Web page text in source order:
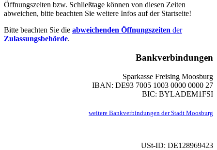
Öffnungszeiten bzw. Schließtage können von diesen Zeiten
abweichen, bitte beachten Sie weitere Infos auf der Startseite!
Bitte beachten Sie die abweichenden Öffnungszeiten der
Zulassungsbehörde.
Bankverbindungen
Sparkasse Freising Moosburg
IBAN: DE93 7005 1003 0000 0000 27
BIC: BYLADEM1FSI
weitere Bankverbindungen der Stadt Moosburg
USt-ID: DE128969423